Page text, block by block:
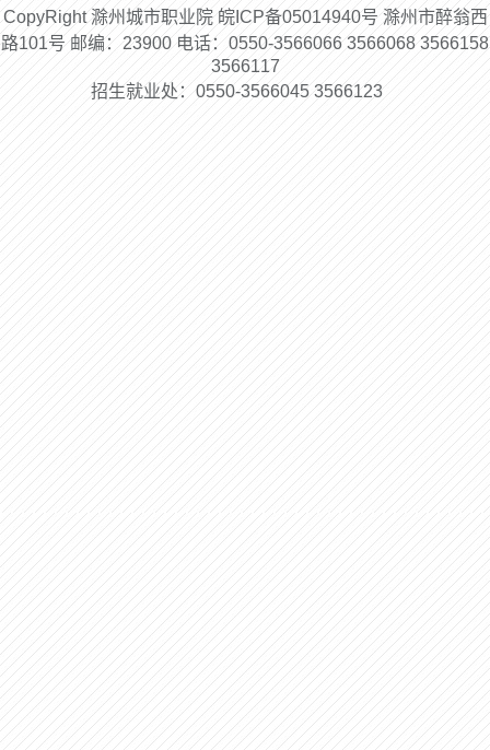
CopyRight 滁州城市职业院 皖ICP备05014940号 滁州市醉翁西
路101号 邮编：23900 电话：0550-3566066 3566068 3566158
3566117
招生就业处：0550-3566045 3566123